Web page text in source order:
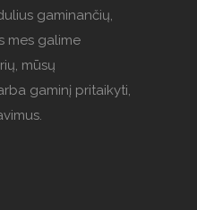
gaminančių,
mes galime
mūsų
gaminį pritaikyti,